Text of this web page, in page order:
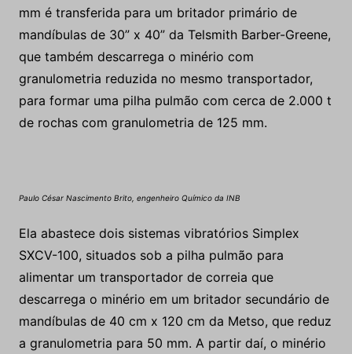
mm é transferida para um britador primário de
mandíbulas de 30” x 40” da Telsmith Barber-Greene,
que também descarrega o minério com
granulometria reduzida no mesmo transportador,
para formar uma pilha pulmão com cerca de 2.000 t
de rochas com granulometria de 125 mm.
Paulo César Nascimento Brito, engenheiro Químico da INB
Ela abastece dois sistemas vibratórios Simplex
SXCV-100, situados sob a pilha pulmão para
alimentar um transportador de correia que
descarrega o minério em um britador secundário de
mandíbulas de 40 cm x 120 cm da Metso, que reduz
a granulometria para 50 mm. A partir daí, o minério